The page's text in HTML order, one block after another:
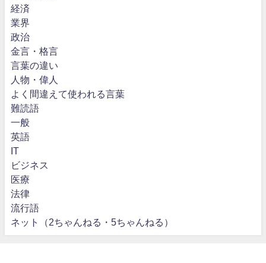
経済
業界
政治
金言・格言
言葉の違い
人物・偉人
よく間違えて使われる言葉
難読語
一般
英語
IT
ビジネス
医療
法律
流行語
ネット（2ちゃんねる・5ちゃんねる）